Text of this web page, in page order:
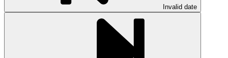
Invalid date